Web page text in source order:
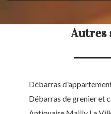
Autres
Débarras
Débarras de grenier et